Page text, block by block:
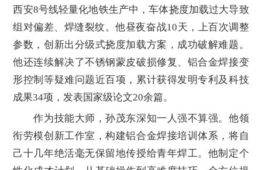
西安8号线轻量化地铁生产中，车体挠度加载过大导致
组对偏差、焊缝裂纹。他昼夜奋战10天，上百次调整
参数，创新出分级式挠度加载方案，成功破解难题。
他还连续解决了不锈钢蒙皮破损修复、铝合金焊接变
形控制等疑难问题近百项，累计获得发明专利及科技
成果34项，发表国家级论文20余篇。
作为技能大师，孙茂东深知一人强不算强。他领
衔劳模创新工作室，构建铝合金焊接培训体系，将自
己十几年绝活毫无保留地传授给青年焊工。他制定个